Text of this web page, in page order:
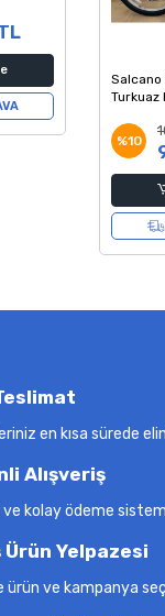
Salcano
Turkuaz
%10
en kısa sürede
Alışveriş
ve kolay ödeme
Ürün Yelpazesi
ürün ve kampanya